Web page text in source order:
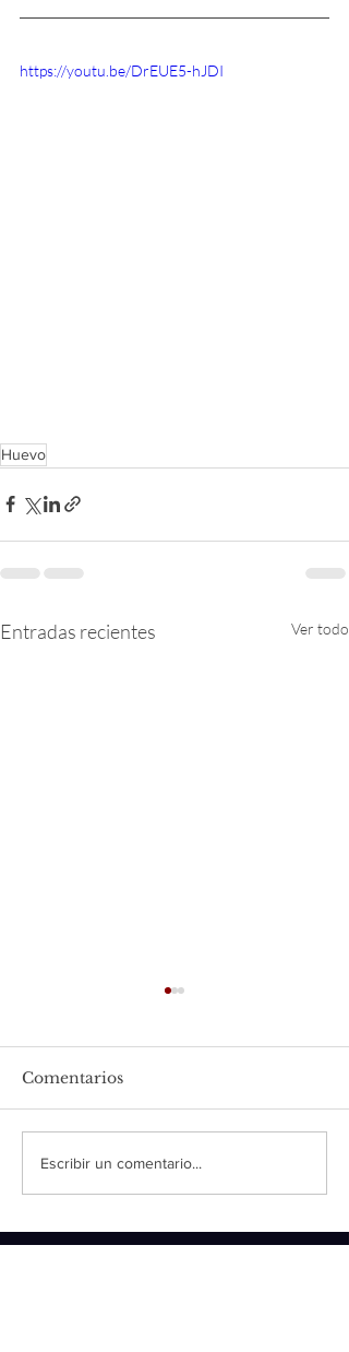
https://youtu.be/DrEUE5-hJDI
Huevo
Entradas recientes Ver todo
Pollo a la cazuela
francesa
Comentarios
Escribir un comentario...